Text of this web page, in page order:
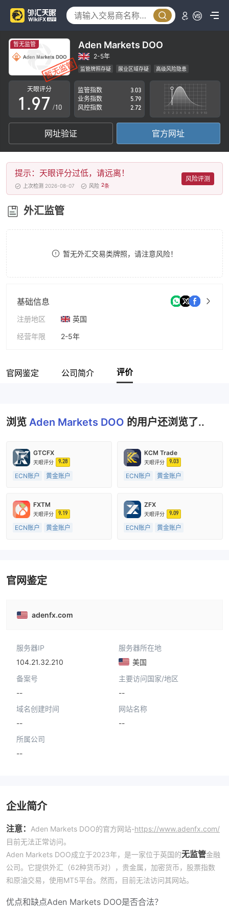
暂无监管 Aden Markets DOO
2-5年
监管牌照存疑 展业区域存疑 高级风险隐患
天眼评分
0
1
2
3
4
5
6
7
.
5
6
7
8
9
3
4
5
6
7
8
9
/10
监管指数
3.03
业务指数
5.79
风控指数
2.72
网址验证 官方网址
提示：天眼评分过低，请远离！
上次检测 2026-08-07 风险 2条
风险评测
外汇监管
暂无外汇交易类牌照，请注意风险！
基础信息
注册地区
英国
经营年限
2-5年
官网鉴定 公司简介 评价
浏览 Aden Markets DOO 的用户还浏览了..
GTCFX
天眼评分 9.28
ECN账户
黄金账户
英国监管
主标MT4
KCM Trade
天眼评分 9.03
ECN账户
黄金账户
澳大利亚监管
外汇直通牌照 (STP)
主标MT4
FXTM
天眼评分 9.19
ECN账户
黄金账户
主标MT4
ZFX
天眼评分 9.09
ECN账户
黄金账户
官网鉴定
adenfx.com
服务器IP
104.21.32.210
服务器所在地
美国
备案号
--
主要访问国家/地区
--
域名创建时间
--
网站名称
--
所属公司
--
企业简介
注意： Aden Markets DOO的官方网站-https://www.adenfx.com/
目前无法正常访问。
Aden Markets DOO成立于2023年，是一家位于英国的无监管金融
公司。它提供外汇（62种货币对），贵金属，加密货币，股票指数
和原油交易，使用MT5平台。然而，目前无法访问其网站。
优点和缺点Aden Markets DOO是否合法？